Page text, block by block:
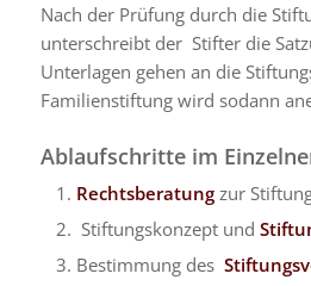
Nach der Prüfung durch die
unterschreibt der Stifter die
Unterlagen gehen an die
Familienstiftung wird sodann
Ablaufschritte im
Rechtsberatung zur
Stiftungskonzept und
Bestimmung des